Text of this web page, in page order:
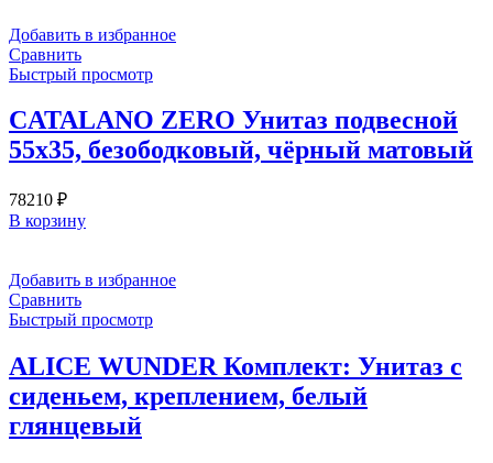
Добавить в избранное
Сравнить
Быстрый просмотр
CATALANO ZERO Унитаз подвесной
55х35, безободковый, чёрный матовый
78210 ₽
В корзину
Добавить в избранное
Сравнить
Быстрый просмотр
ALICE WUNDER Комплект: Унитаз с
сиденьем, креплением, белый
глянцевый